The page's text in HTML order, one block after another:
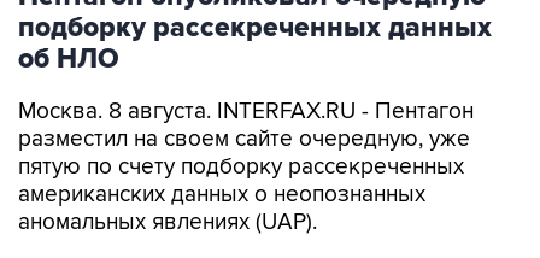
подборку рассекреченных данных
об НЛО
Москва. 8 августа. INTERFAX.RU - Пентагон
разместил на своем сайте очередную, уже
пятую по счету подборку рассекреченных
американских данных о неопознанных
аномальных явлениях (UAP).